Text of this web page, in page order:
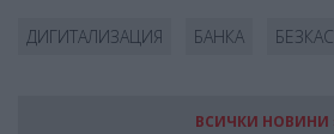
ДИГИТАЛИЗАЦИЯ БАНКА
ВСИЧКИ НОВИНИ